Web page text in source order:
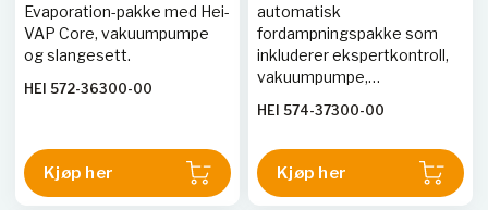
Evaporation-pakke med Hei-
VAP Core, vakuumpumpe
og slangesett.
HEI 572-36300-00
Kjøp her
automatisk
fordampningspakke som
inkluderer ekspertkontroll,
vakuumpumpe,
rørsystemsett, Woulff-
sensor.
HEI 574-37300-00
Kjøp her